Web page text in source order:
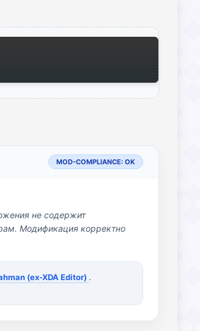
MOD-COMPLIANCE: OK
не содержит
Модификация корректно
(ex-XDA Editor) .